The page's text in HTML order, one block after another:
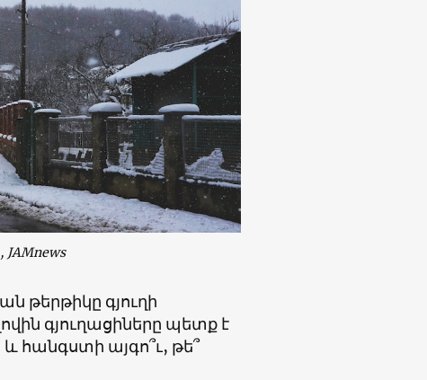
JAMnews
թերթիկը գյուղի
գյուղացիները պետք է
հանգստի այգո՞ւ, թե՞